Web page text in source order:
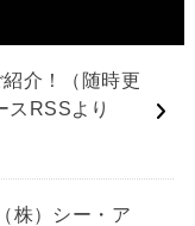
介！（随時更
RSSより
株）シー・ア